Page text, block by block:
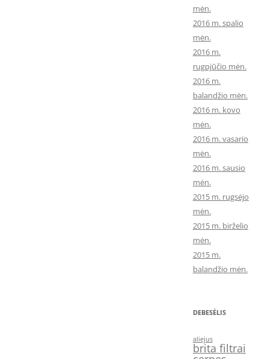
mėn.
2016 m. spalio
mėn.
2016 m.
rugpjūčio mėn.
2016 m.
balandžio mėn.
2016 m. kovo
mėn.
2016 m. vasario
mėn.
2016 m. sausio
mėn.
2015 m. rugsėjo
mėn.
2015 m. birželio
mėn.
2015 m.
balandžio mėn.
DEBESĖLIS
aliejus
brita filtrai